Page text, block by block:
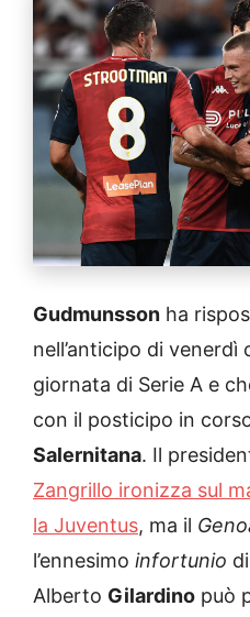
Gudmunsson ha
nell’anticipo di venerdì
giornata di Serie A e
con il posticipo in
Salernitana. Il
Zangrillo ironizza sul
la Juventus, ma il
l’ennesimo infortunio di
Alberto Gilardino può